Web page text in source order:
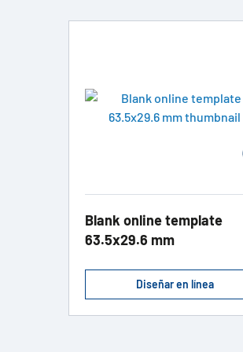
Blank online template
63.5x29.6 mm
Diseñar en línea